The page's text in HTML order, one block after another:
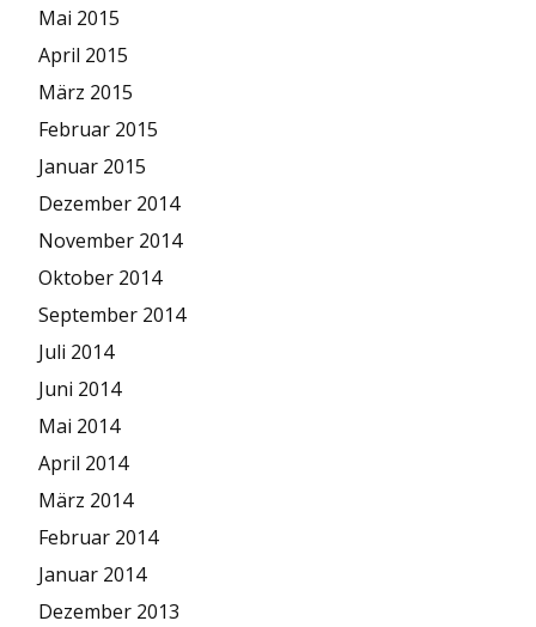
Mai 2015
April 2015
März 2015
Februar 2015
Januar 2015
Dezember 2014
November 2014
Oktober 2014
September 2014
Juli 2014
Juni 2014
Mai 2014
April 2014
März 2014
Februar 2014
Januar 2014
Dezember 2013